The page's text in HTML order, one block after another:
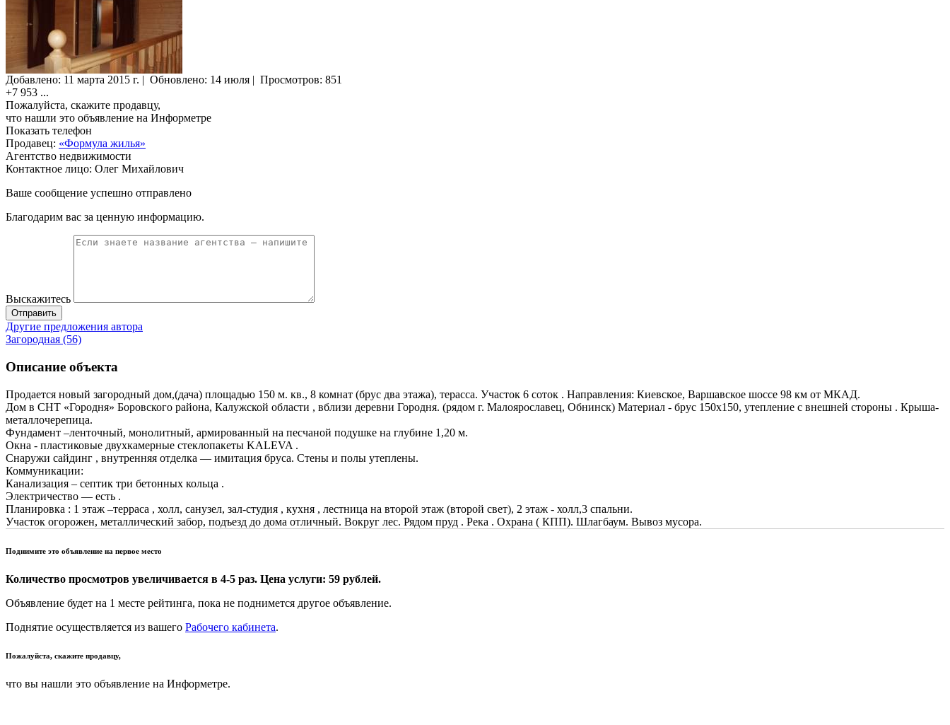
Добавлено: 11 марта 2015 г. | Обновлено: 14 июля | Просмотров: 851
+7 953 ...
Пожалуйста, скажите продавцу,
что нашли это объявление на Информетре
Показать телефон
Продавец: «Формула жилья»
Агентство недвижимости
Контактное лицо: Олег Михайлович
Ваше сообщение успешно отправлено
Благодарим вас за ценную информацию.
Выскажитесь
Отправить
Другие предложения автора
Загородная (56)
Описание объекта
Продается новый загородный дом,(дача) площадью 150 м. кв., 8 комнат (брус два этажа), терасса. Участок 6 соток . Направления: Киевское, Варшавское шоссе 98 км от МКАД.
Дом в СНТ «Городня» Боровского района, Калужской области , вблизи деревни Городня. (рядом г. Малоярославец, Обнинск) Материал - брус 150х150, утепление с внешней стороны . Крыша-
металлочерепица.
Фундамент –ленточный, монолитный, армированный на песчаной подушке на глубине 1,20 м.
Окна - пластиковые двухкамерные стеклопакеты KALEVA .
Снаружи сайдинг , внутренняя отделка — имитация бруса. Стены и полы утеплены.
Коммуникации:
Канализация – септик три бетонных кольца .
Электричество — есть .
Планировка : 1 этаж –терраса , холл, санузел, зал-студия , кухня , лестница на второй этаж (второй свет), 2 этаж - холл,3 спальни.
Участок огорожен, металлический забор, подъезд до дома отличный. Вокруг лес. Рядом пруд . Река . Охрана ( КПП). Шлагбаум. Вывоз мусора.
Поднимите это объявление на первое место
Количество просмотров увеличивается в 4-5 раз. Цена услуги: 59 рублей.
Объявление будет на 1 месте рейтинга, пока не поднимется другое объявление.
Поднятие осуществляется из вашего Рабочего кабинета.
Пожалуйста, скажите продавцу,
что вы нашли это объявление на Информетре.